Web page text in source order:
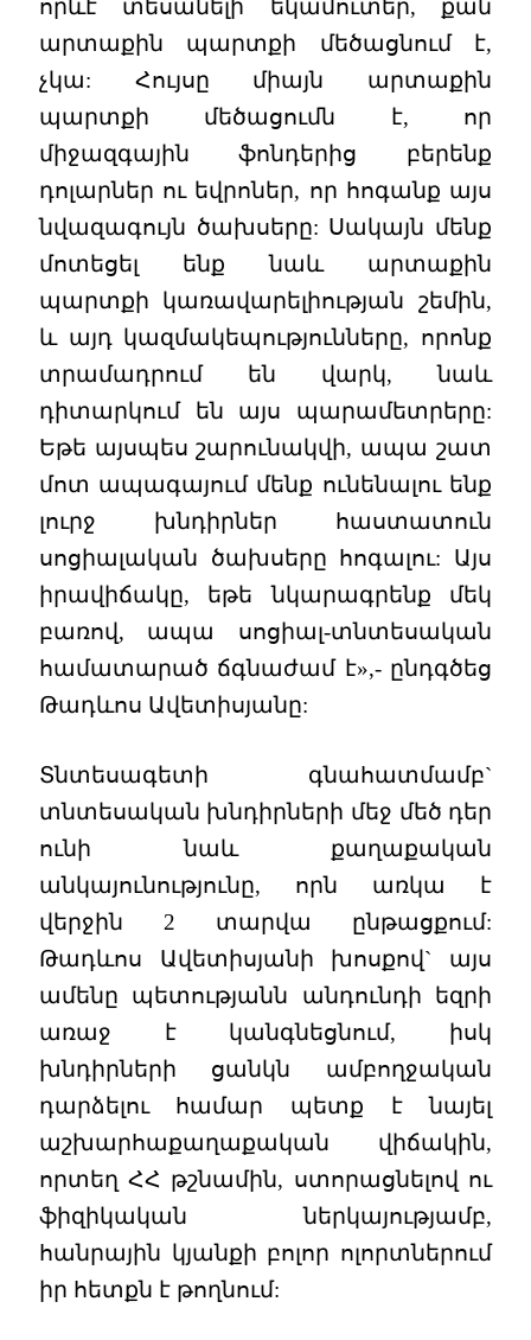
որևէ տեսանելի եկամուտեր, քան
արտաքին պարտքի մեծացնում է,
չկա: Հույսը միայն արտաքին
պարտքի մեծացումն է, որ
միջազգային ֆոնդերից բերենք
դոլարներ ու եվրոներ, որ հոգանք այս
նվազագույն ծախսերը: Սակայն մենք
մոտեցել ենք նաև արտաքին
պարտքի կառավարելիության շեմին,
և այդ կազմակեպությունները, որոնք
տրամադրում են վարկ, նաև
դիտարկում են այս պարամետրերը:
Եթե այսպես շարունակվի, ապա շատ
մոտ ապագայում մենք ունենալու ենք
լուրջ խնդիրներ հաստատուն
սոցիալական ծախսերը հոգալու: Այս
իրավիճակը, եթե նկարագրենք մեկ
բառով, ապա սոցիալ-տնտեսական
համատարած ճգնաժամ է»,- ընդգծեց
Թադևոս Ավետիսյանը:
Տնտեսագետի գնահատմամբ`
տնտեսական խնդիրների մեջ մեծ դեր
ունի նաև քաղաքական
անկայունությունը, որն առկա է
վերջին 2 տարվա ընթացքում:
Թադևոս Ավետիսյանի խոսքով` այս
ամենը պետությանն անդունդի եզրի
առաջ է կանգնեցնում, իսկ
խնդիրների ցանկն ամբողջական
դարձելու համար պետք է նայել
աշխարհաքաղաքական վիճակին,
որտեղ ՀՀ թշնամին, ստորացնելով ու
ֆիզիկական ներկայությամբ,
հանրային կյանքի բոլոր ոլորտներում
իր հետքն է թողնում: